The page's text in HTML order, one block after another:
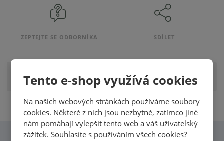
Tento e-shop využívá cookies
Na našich webových stránkách používáme soubory
cookies. Některé z nich jsou nezbytné, zatímco jiné
nám pomáhají vylepšit tento web a váš uživatelský
zážitek. Souhlasíte s používáním všech cookies?
ZEPTEJTE SE ODBORNÍKA SDÍLET
Zobrazit hodnocení produktu